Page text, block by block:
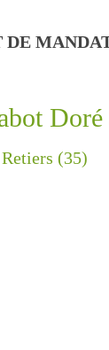
DE
(35)